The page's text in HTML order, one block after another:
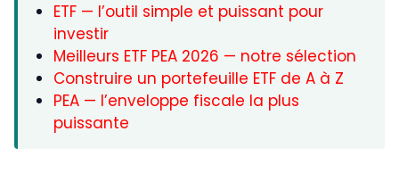
ETF — l’outil simple et puissant pour
investir
Meilleurs ETF PEA 2026 — notre sélection
Construire un portefeuille ETF de A à Z
PEA — l’enveloppe fiscale la plus
puissante